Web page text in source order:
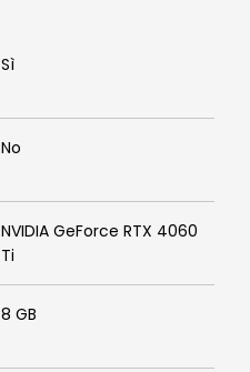
Sì
No
NVIDIA GeForce RTX 4060
Ti
8 GB